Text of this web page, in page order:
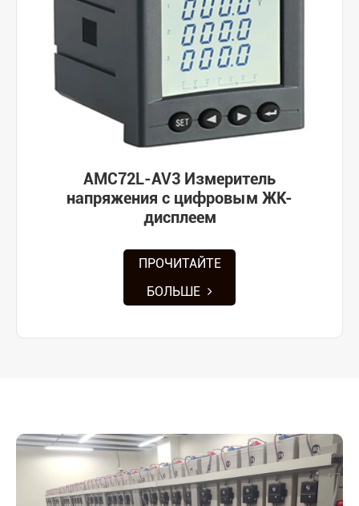
AMC72L-AV3 Измеритель
напряжения с цифровым ЖК-
дисплеем
ПРОЧИТАЙТЕ
БОЛЬШЕ